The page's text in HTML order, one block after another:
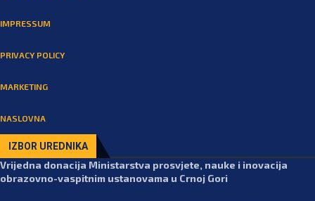
IMPRESSUM
PRIVACY POLICY
MARKETING
NASLOVNA
IZBOR UREDNIKA
Vrijedna donacija Ministarstva prosvjete, nauke i inovacija
obrazovno-vaspitnim ustanovama u Crnoj Gori